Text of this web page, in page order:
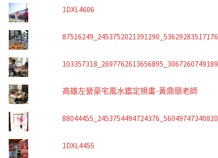
1DXL4606
高雄左營豪宅風水鑑定規畫-黃鼎頤老師
1DXL4455